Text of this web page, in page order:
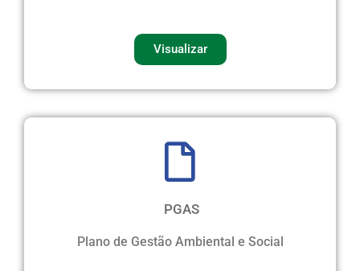
Visualizar
PGAS
Plano de Gestão Ambiental e Social